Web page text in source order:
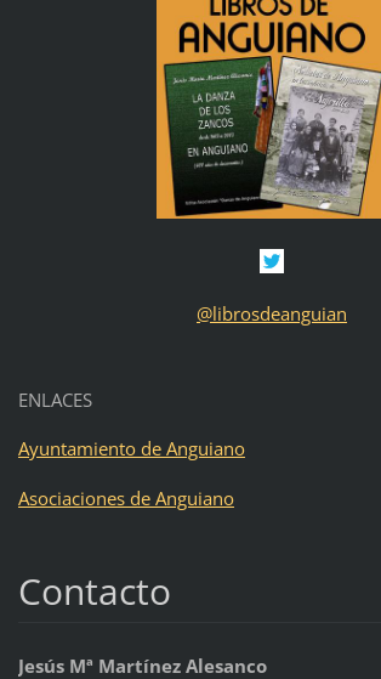
@librosdeanguian
ENLACES
Ayuntamiento de Anguiano
Asociaciones de Anguiano
Contacto
Jesús Mª Martínez Alesanco